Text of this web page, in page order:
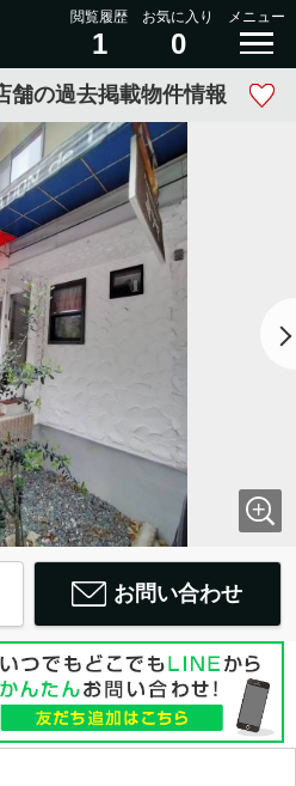
閲覧履歴
1
お気に入り
0
メニュー
の過去掲載物件情報
お問い合わせ